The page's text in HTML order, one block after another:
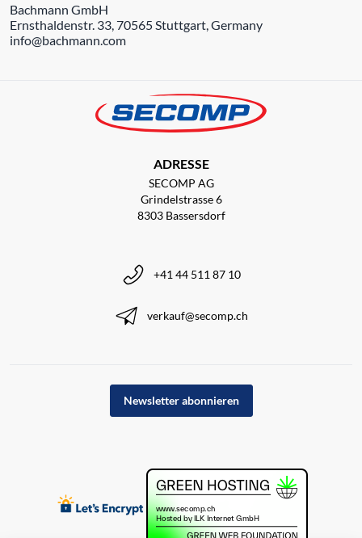
Bachmann GmbH
Ernsthaldenstr. 33, 70565 Stuttgart, Germany
info@bachmann.com
ADRESSE
SECOMP AG
Grindelstrasse 6
8303 Bassersdorf
+41 44 511 87 10
verkauf@secomp.ch
Newsletter abonnieren